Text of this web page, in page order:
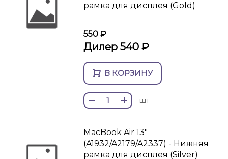
рамка для дисплея (Gold)
550 ₽
Дилер 540 ₽
В КОРЗИНУ
шт
MacBook Air 13"
(A1932/A2179/A2337) - Нижняя
рамка для дисплея (Silver)